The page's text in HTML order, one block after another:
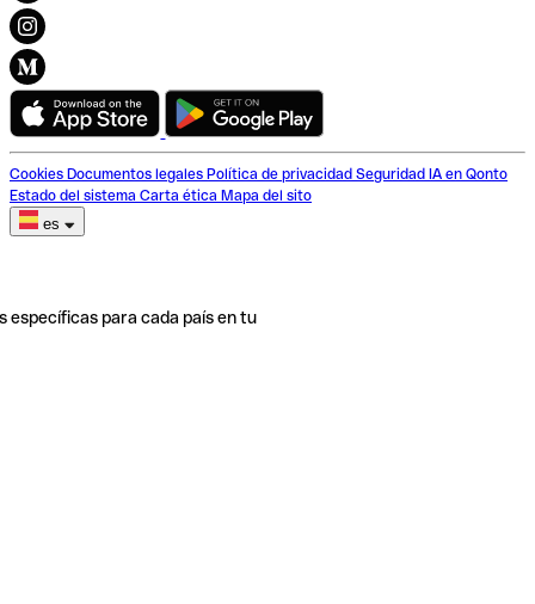
Cookies Documentos legales Política de privacidad Seguridad IA en Qonto
Estado del sistema Carta ética Mapa del sito
es
específicas para cada país en tu